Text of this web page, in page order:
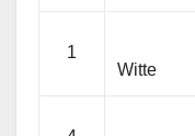
1
Witte